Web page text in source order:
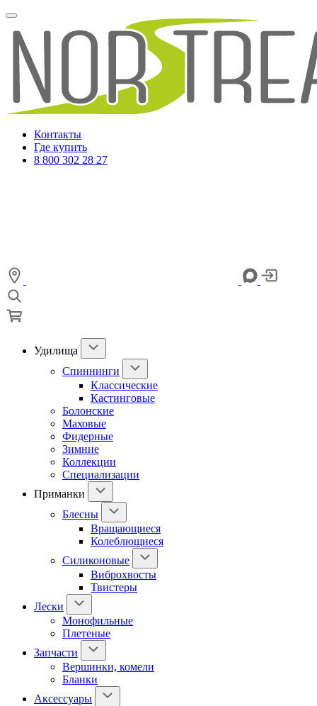
Контакты
Где купить
8 800 302 28 27
Удилища
Спиннинги
Классические
Кастинговые
Болонские
Маховые
Фидерные
Зимние
Коллекции
Специализации
Приманки
Блесны
Вращающиеся
Колеблющиеся
Силиконовые
Виброхвосты
Твистеры
Лески
Монофильные
Плетеные
Запчасти
Вершинки, комели
Бланки
Аксессуары